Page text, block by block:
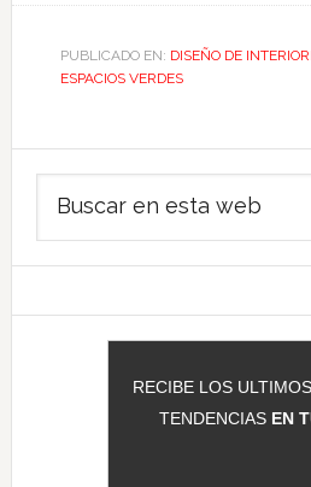
PUBLICADO EN: DISEÑO DE
ESPACIOS VERDES
Barra
lateral
principal
RECIBE LOS
TENDENCIAS EN